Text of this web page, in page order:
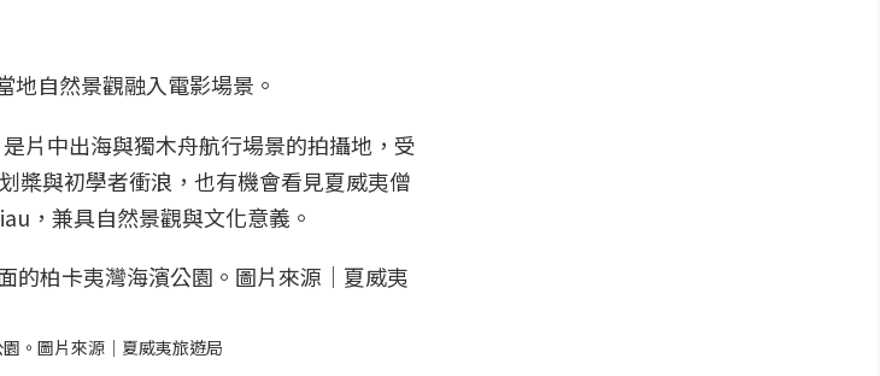
地自然景觀融入電影場景。
片中出海與獨木舟航行場景的拍攝地，受
槳與初學者衝浪，也有機會看見夏威夷僧
，兼具自然景觀與文化意義。
。圖片來源｜夏威夷旅遊局